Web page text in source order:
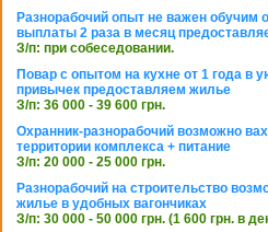
Разнорабочий опыт не важен
выплаты 2 раза в месяц
З/п: при собеседовании.
Повар с опытом на кухне от 1 года в
привычек предоставляем жилье
З/п: 36 000 - 39 600 грн.
Охранник-разнорабочий возможно
территории комплекса + питание
З/п: 20 000 - 25 000 грн.
Разнорабочий на строительство
жилье в удобных вагончиках
З/п: 30 000 - 50 000 грн. (1 600 грн. в